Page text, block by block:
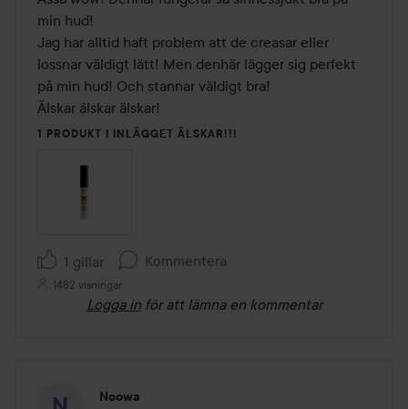
5
min hud!
Jag har alltid haft problem att de creasar eller
lossnar väldigt lätt! Men denhär lägger sig perfekt
på min hud! Och stannar väldigt bra!
1 PRODUKT I INLÄGGET ÄLSKAR!!!
1 gillar Kommentera
1482 visningar
Logga in för att lämna en kommentar
Noowa